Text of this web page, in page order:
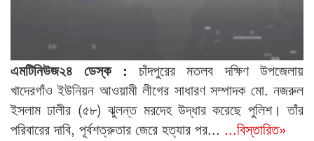
এমটিনিউজ২৪ ডেস্ক : চাঁদপুরের মতলব দক্ষিণ উপজেলায়
খাদেরগাঁও ইউনিয়ন আওয়ামী লীগের সাধারণ সম্পাদক মো. নজরুল
ইসলাম ঢালীর (৫৮) ঝুলন্ত মরদেহ উদ্ধার করেছে পুলিশ। তাঁর
পরিবারের দাবি, পূর্বশত্রুতার জেরে হত্যার পর... ...বিস্তারিত»